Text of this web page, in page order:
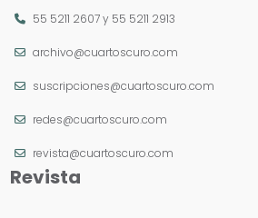
55 5211 2607y 55 5211 2913
archivo@cuartoscuro.com
suscripciones@cuartoscuro.com
redes@cuartoscuro.com
revista@cuartoscuro.com
Revista